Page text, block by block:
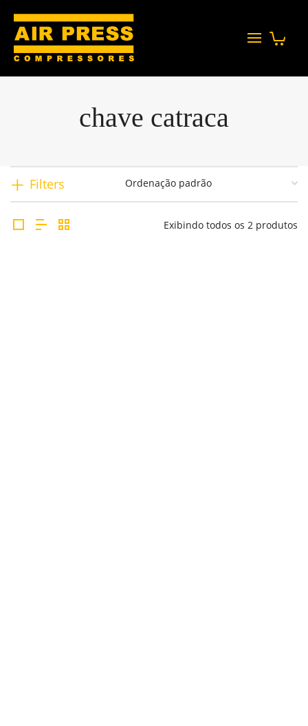
chave catraca
Filters
Exibindo todos os 2 produtos